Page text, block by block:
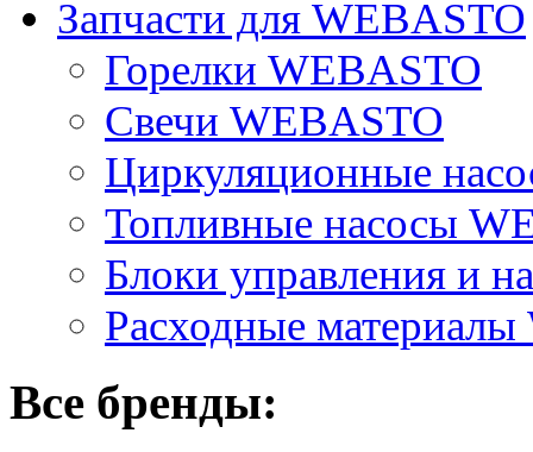
Запчасти для WEBASTO
Горелки WEBASTO
Свечи WEBASTO
Циркуляционные
Топливные насосы
Блоки управления и
Расходные
Все бренды: